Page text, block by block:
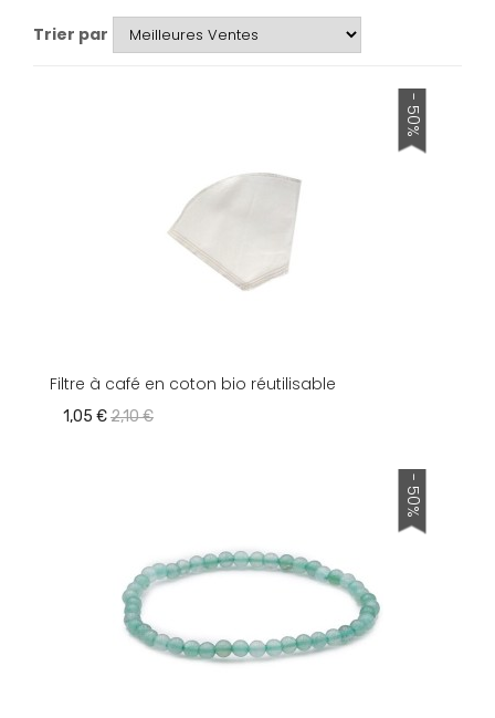
Trier par
- 50%
Filtre à café en coton bio réutilisable
1,05 €2,10 €
- 50%